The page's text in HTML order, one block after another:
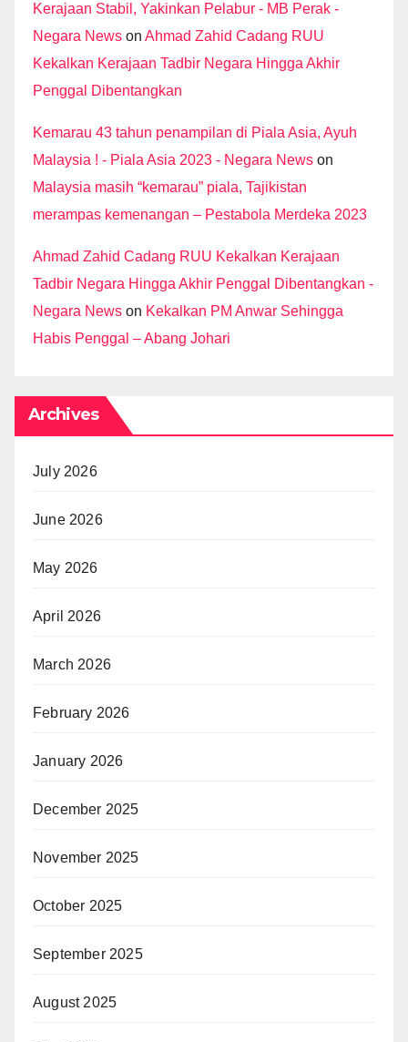
Kerajaan Stabil, Yakinkan Pelabur - MB Perak -
Negara News on Ahmad Zahid Cadang RUU
Kekalkan Kerajaan Tadbir Negara Hingga Akhir
Penggal Dibentangkan
Kemarau 43 tahun penampilan di Piala Asia, Ayuh
Malaysia ! - Piala Asia 2023 - Negara News on
Malaysia masih “kemarau” piala, Tajikistan
merampas kemenangan – Pestabola Merdeka 2023
Ahmad Zahid Cadang RUU Kekalkan Kerajaan
Tadbir Negara Hingga Akhir Penggal Dibentangkan -
Negara News on Kekalkan PM Anwar Sehingga
Habis Penggal – Abang Johari
Archives
July 2026
June 2026
May 2026
April 2026
March 2026
February 2026
January 2026
December 2025
November 2025
October 2025
September 2025
August 2025